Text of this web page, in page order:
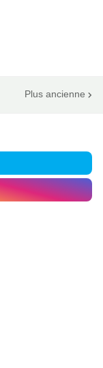
Plus ancienne